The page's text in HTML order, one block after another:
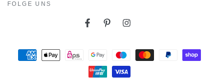
FOLGE UNS
FacebookPinterestInstagram
Zahlungsmöglichkeiten